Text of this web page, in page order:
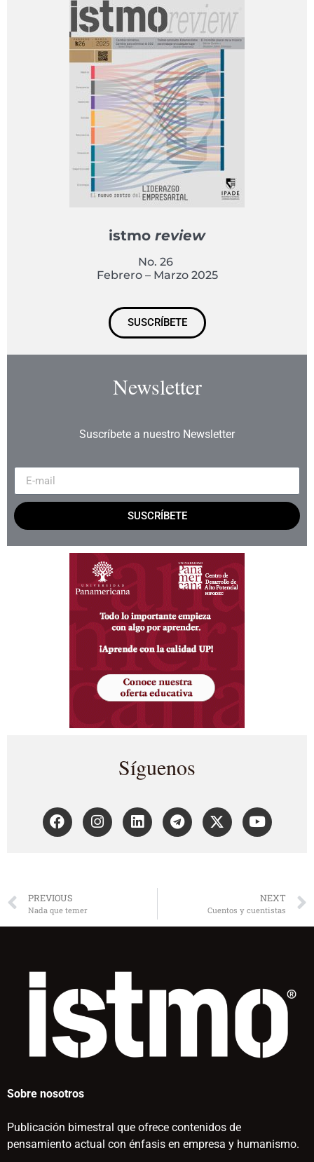
istmo review
No. 26
Febrero – Marzo 2025
SUSCRÍBETE
Newsletter
Suscríbete a nuestro Newsletter
SUSCRÍBETE
Síguenos
PREVIOUS
Nada que temer
NEXT
Cuentos y cuentistas
Sobre nosotros
Publicación bimestral que ofrece contenidos de
pensamiento actual con énfasis en empresa y humanismo.